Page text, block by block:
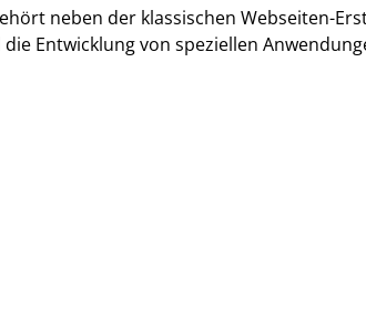
neben der klassischen Webseiten-
Entwicklung von speziellen